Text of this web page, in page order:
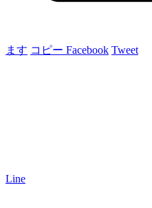
ます コピー Facebook Tweet
Line